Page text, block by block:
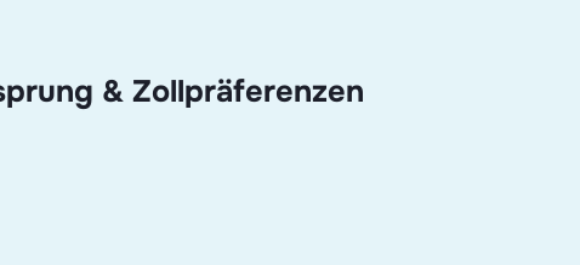
& Zollpräferenzen